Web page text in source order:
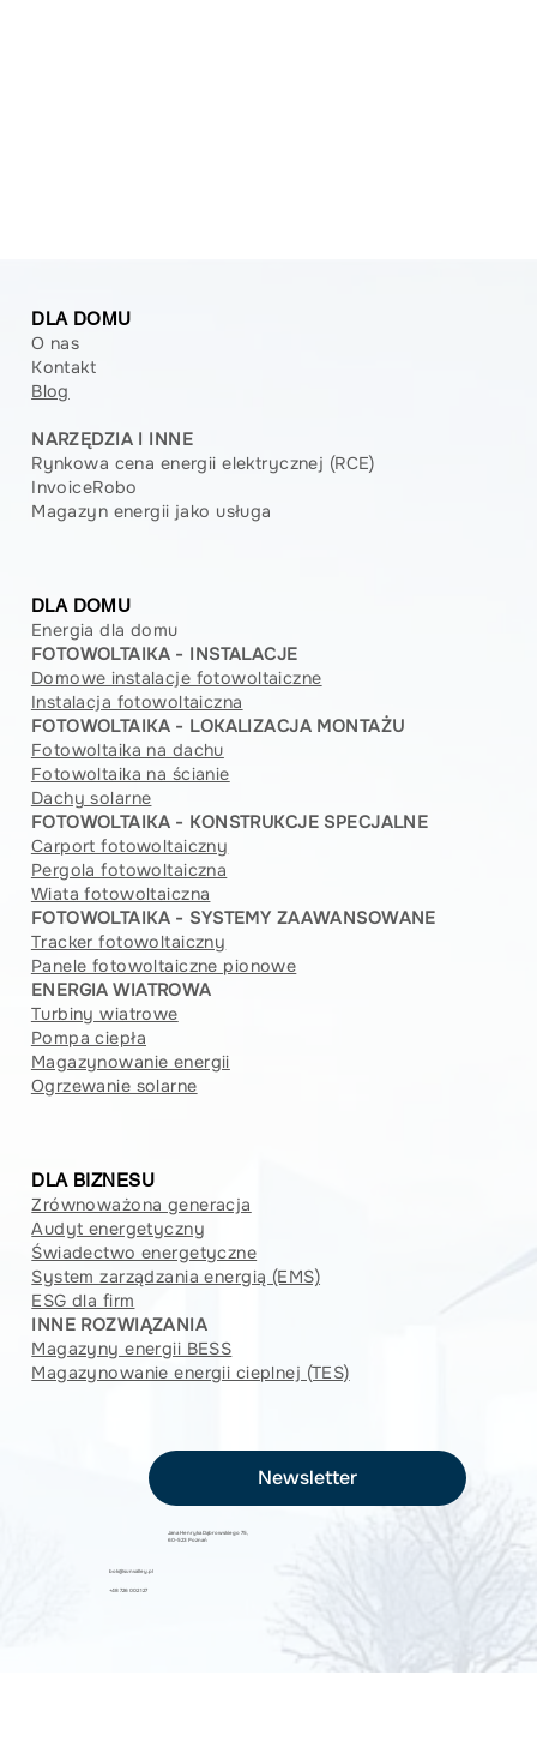
DLA DOMU
O nas
Kontakt
Blog
NARZĘDZIA I INNE
Rynkowa cena energii elektrycznej (RCE)
InvoiceRobo
Magazyn energii jako usługa
DLA BIZNESU
Zrównoważona generacja
Audyt energetyczny
Świadectwo energetyczne
System zarządzania energią (EMS)
ESG dla firm
INNE ROZWIĄZANIA
Magazyny energii BESS
Magazynowanie energii cieplnej (TES)
DLA DOMU
Energia dla domu
FOTOWOLTAIKA - INSTALACJE
Domowe instalacje fotowoltaiczne
Instalacja fotowoltaiczna
FOTOWOLTAIKA - LOKALIZACJA MONTAŻU
Fotowoltaika na dachu
Fotowoltaika na ścianie
Dachy solarne
FOTOWOLTAIKA - KONSTRUKCJE SPECJALNE
Carport fotowoltaiczny
Pergola fotowoltaiczna
Wiata fotowoltaiczna
FOTOWOLTAIKA - SYSTEMY ZAAWANSOWANE
Tracker fotowoltaiczny
Panele fotowoltaiczne pionowe
ENERGIA WIATROWA
Turbiny wiatrowe
Pompa ciepła
Magazynowanie energii
Ogrzewanie solarne
Newsletter
Jana Henryka Dąbrowskiego 75,
60-523 Poznań
bok@sunvalley.pl
+48 726 002 127